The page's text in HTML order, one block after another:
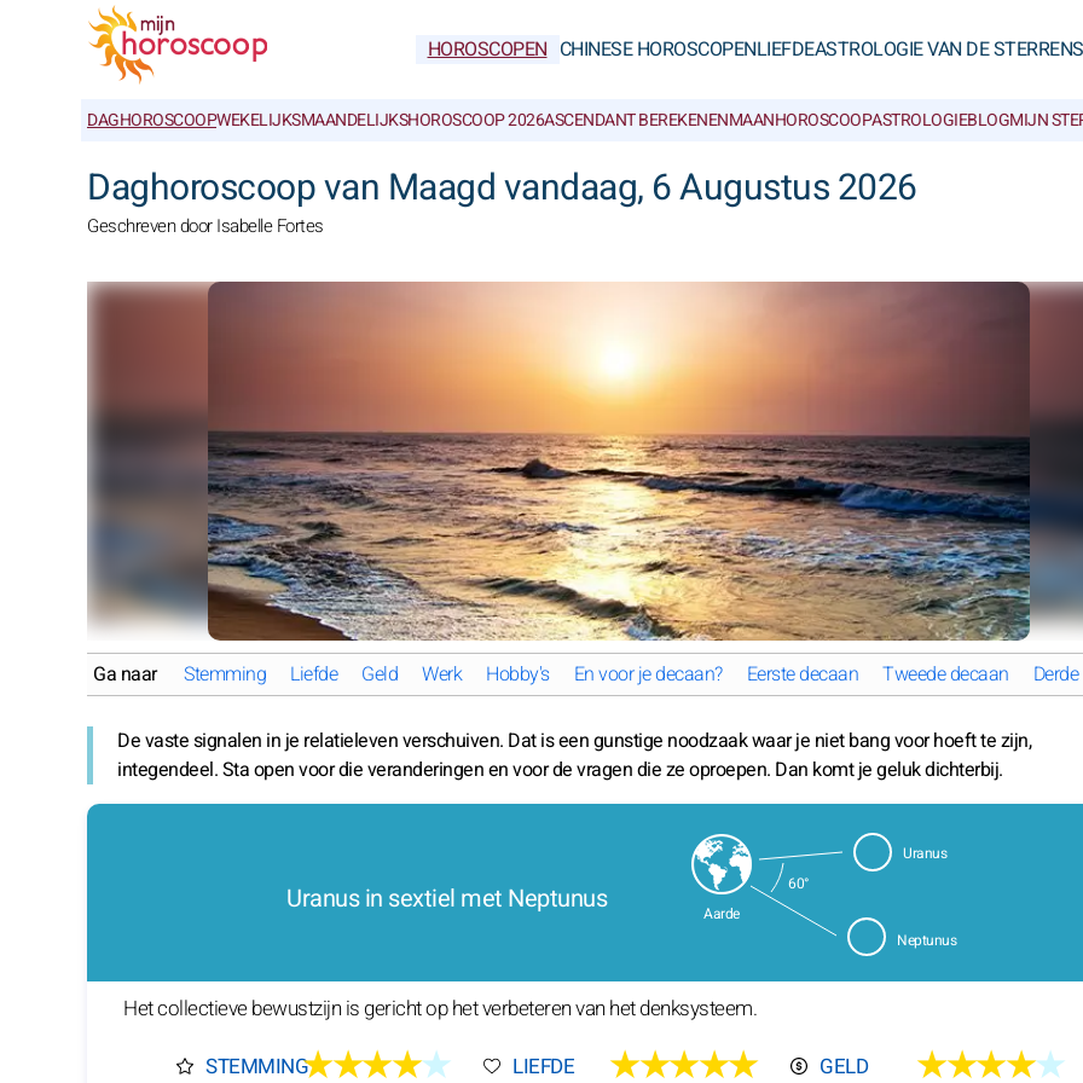
HOROSCOPEN CHINESE HOROSCOPENLIEFDEASTROLOGIE VAN DE STERREN
DAGHOROSCOOPWEKELIJKSMAANDELIJKSHOROSCOOP 2026ASCENDANT BEREKENENMAANHOROSCOOPASTROLOGIEBLOGMIJN
Daghoroscoop van Maagd vandaag, 6 Augustus 2026
Geschreven door Isabelle Fortes
Ga naar Stemming Liefde Geld Werk Hobby's En voor je decaan? Eerste decaan Tweede decaan
De vaste signalen in je relatieleven verschuiven. Dat is een gunstige noodzaak waar je niet bang voor hoeft te zijn,
integendeel. Sta open voor die veranderingen en voor de vragen die ze oproepen. Dan komt je geluk dichterbij.
Uranus in sextiel met Neptunus Aarde
Uranus
Neptunus
60°
Het collectieve bewustzijn is gericht op het verbeteren van het denksysteem.
STEMMING★★★★★ LIEFDE ★★★★★ GELD ★★★★★